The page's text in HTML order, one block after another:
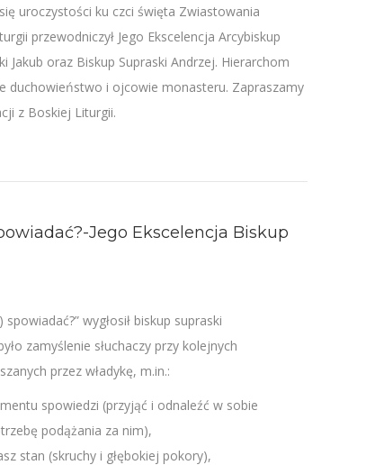
uroczystości ku czci święta Zwiastowania
przewodniczył Jego Ekscelencja Arcybiskup
Jakub oraz Biskup Supraski Andrzej. Hierarchom
duchowieństwo i ojcowie monasteru. Zapraszamy
z Boskiej Liturgii.
Jego Ekscelencja Biskup
spowiadać?” wygłosił biskup supraski
zamyślenie słuchaczy przy kolejnych
przez władykę, m.in.:
spowiedzi (przyjąć i odnaleźć w sobie
podążania za nim),
stan (skruchy i głębokiej pokory),